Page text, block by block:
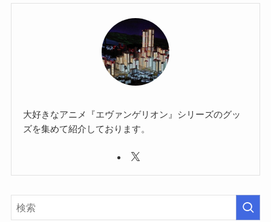
大好きなアニメ『エヴァンゲリオン』シリーズのグッ
ズを集めて紹介しております。